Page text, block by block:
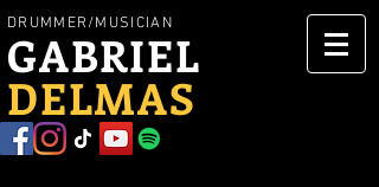
DRUMMER/MUSICIAN
GABRIEL
DELMAS